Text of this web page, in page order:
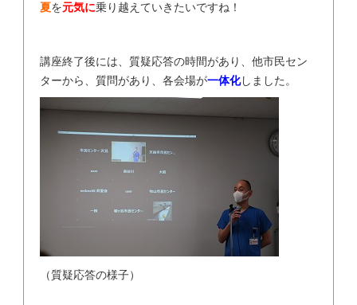
夏を元気に乗り越えていきたいですね！
講座終了後には、質疑応答の時間があり、他市民セン
ターから、質問があり、各会場が一体化しました。
（質疑応答の様子）